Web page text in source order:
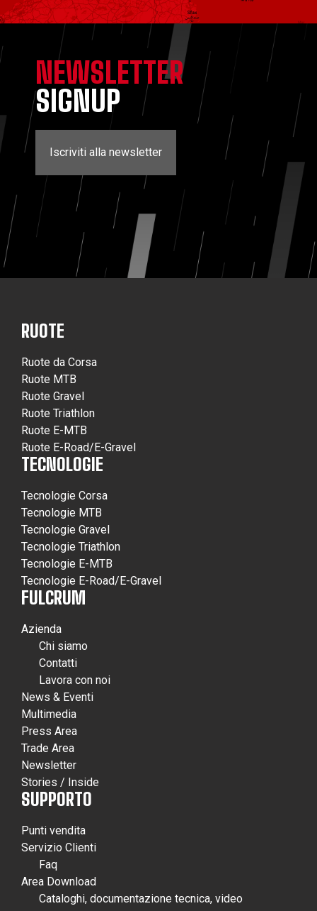
NEWSLETTER
SIGNUP
Iscriviti alla newsletter
RUOTE
Ruote da Corsa
Ruote MTB
Ruote Gravel
Ruote Triathlon
Ruote E-MTB
Ruote E-Road/E-Gravel
TECNOLOGIE
Tecnologie Corsa
Tecnologie MTB
Tecnologie Gravel
Tecnologie Triathlon
Tecnologie E-MTB
Tecnologie E-Road/E-Gravel
FULCRUM
Azienda
Chi siamo
Contatti
Lavora con noi
News & Eventi
Multimedia
Press Area
Trade Area
Newsletter
Stories / Inside
SUPPORTO
Punti vendita
Servizio Clienti
Faq
Area Download
Cataloghi, documentazione tecnica, video